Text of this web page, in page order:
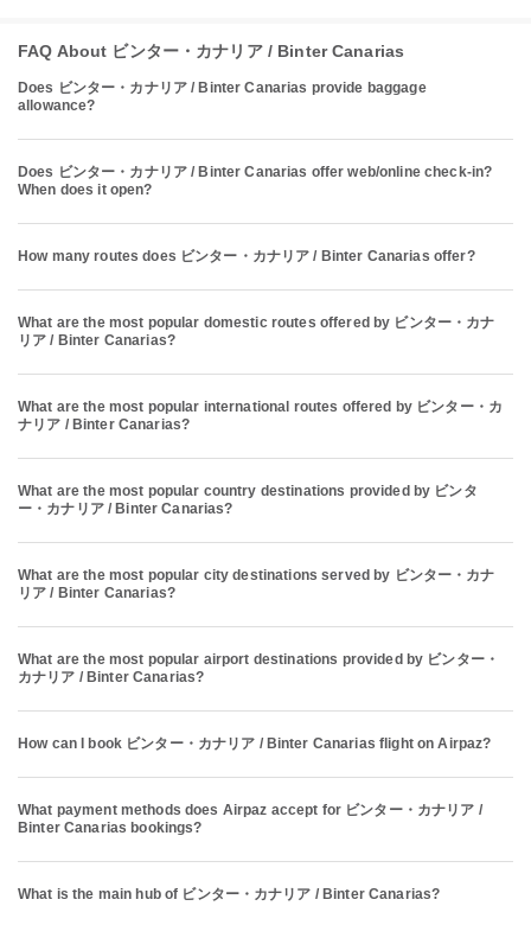
FAQ About ビンター・カナリア / Binter Canarias
Does ビンター・カナリア / Binter Canarias provide baggage
allowance?
Does ビンター・カナリア / Binter Canarias offer web/online check-in?
When does it open?
How many routes does ビンター・カナリア / Binter Canarias offer?
What are the most popular domestic routes offered by ビンター・カナ
リア / Binter Canarias?
What are the most popular international routes offered by ビンター・カ
ナリア / Binter Canarias?
What are the most popular country destinations provided by ビンタ
ー・カナリア / Binter Canarias?
What are the most popular city destinations served by ビンター・カナ
リア / Binter Canarias?
What are the most popular airport destinations provided by ビンター・
カナリア / Binter Canarias?
How can I book ビンター・カナリア / Binter Canarias flight on Airpaz?
What payment methods does Airpaz accept for ビンター・カナリア /
Binter Canarias bookings?
What is the main hub of ビンター・カナリア / Binter Canarias?